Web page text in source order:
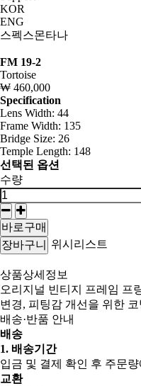
KOR
ENG
스펙스몬타나
FM 19-2
Tortoise
₩ 460,000
Specification
Lens Width: 44
Frame Width: 135
Bridge Size: 26
Temple Length: 148
선택된 옵션
수량
바로구매
장바구니
위시리스트
상품상세정보
오리지널 빈티지 프레임 프
변경, 피팅감 개선을 위한
배송·반품 안내
배송
1. 배송기간
입금 및 결제 확인 후 주문
교환